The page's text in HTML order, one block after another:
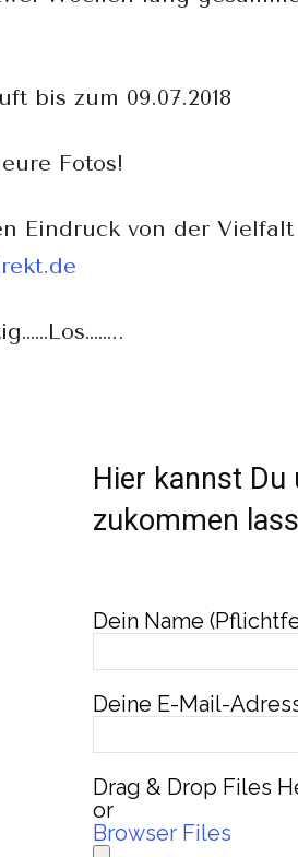
bis zum 09.07.2018
Fotos!
Eindruck von der
Hier kannst
zukommen
Dein Name
Deine E-Mail-
Drag & Drop Files
or
Browser Files